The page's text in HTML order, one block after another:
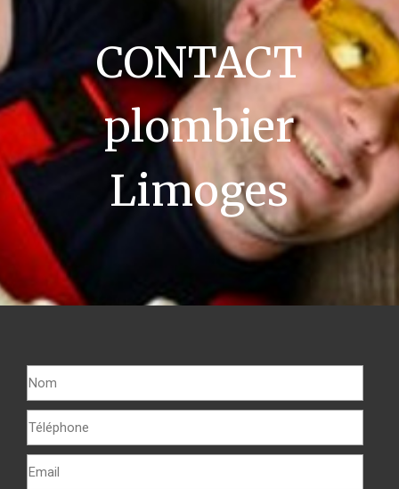
CONTACT
plombier
Limoges